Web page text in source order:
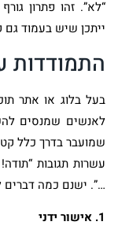
“לא”. זהו פתרון
ייתכן שיש בעמוד
התמודדות
בעל בלוג או אתר
לאנשים שמנסים
שמועבר בדרך כלל
עשרות תגובות
…”. ישנם כמה
1. אישור ידני